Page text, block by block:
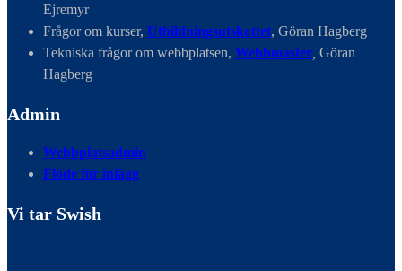
Ejremyr
Frågor om kurser, Utbildningsutskottet, Göran Hagberg
Tekniska frågor om webbplatsen, Webbmaster Göran
Hagberg
Admin
Webbplatsadmin
Flöde för inlägg
Vi tar Swish